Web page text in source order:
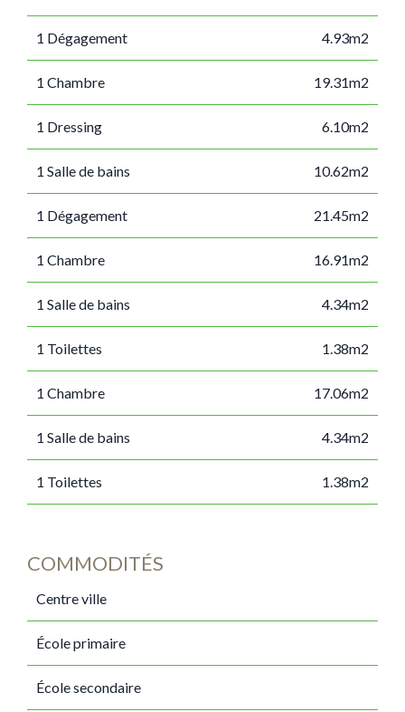
1 Dégagement 4.93m2
1 Chambre 19.31m2
1 Dressing 6.10m2
1 Salle de bains 10.62m2
1 Dégagement 21.45m2
1 Chambre 16.91m2
1 Salle de bains 4.34m2
1 Toilettes 1.38m2
1 Chambre 17.06m2
1 Salle de bains 4.34m2
1 Toilettes 1.38m2
COMMODITÉS
Centre ville
École primaire
École secondaire